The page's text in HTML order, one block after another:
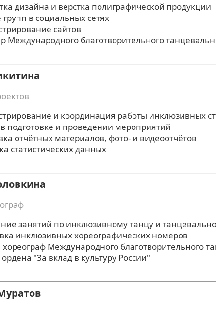
дизайна и верстка полиграфической продукции
в социальных сетях
сайтов
Международного благотворительного
и координация работы инклюзивных
в подготовке и проведении мероприятий
отчётных материалов, фото- и видеоотчётов
статистических данных
занятий по инклюзивному танцу и
инклюзивных хореографических номеров
хореограф Международного благотворительного
"За вклад в культуру России"